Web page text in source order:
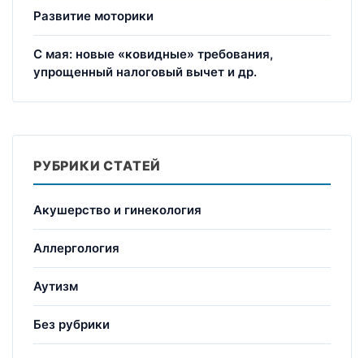
Развитие моторики
С мая: новые «ковидные» требования,
упрощенный налоговый вычет и др.
РУБРИКИ СТАТЕЙ
Акушерство и гинекология
Аллергология
Аутизм
Без рубрики